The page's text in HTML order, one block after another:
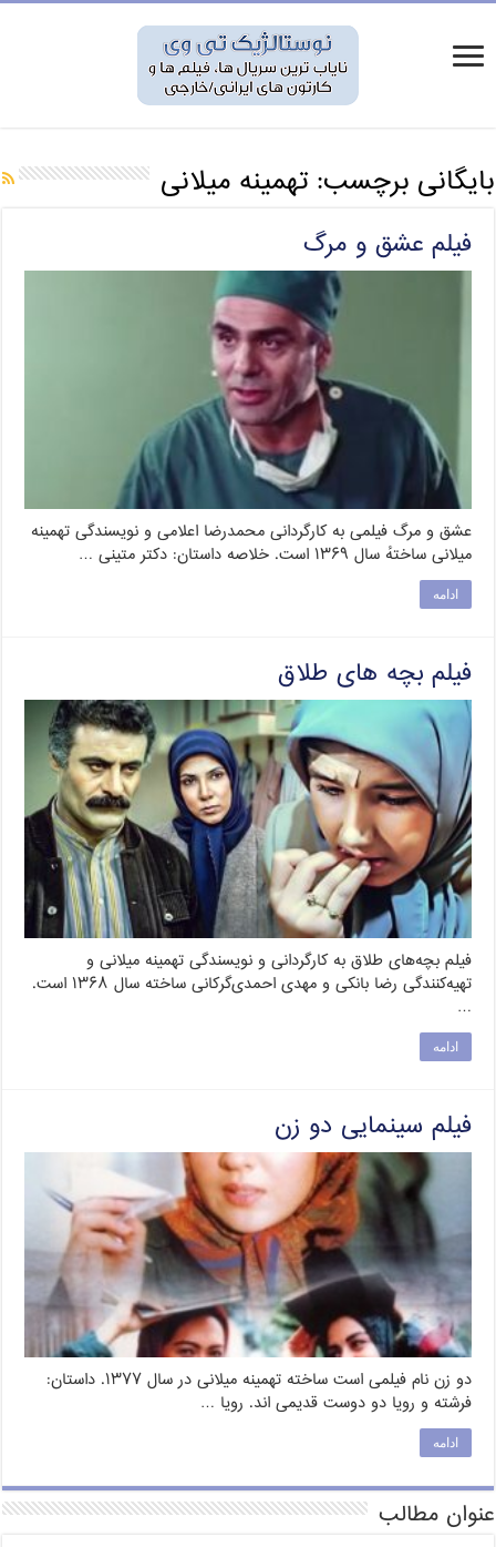
بایگانی برچسب:تهمینه میلانی
فیلم عشق و مرگ
عشق و مرگ فیلمی به کارگردانی محمدرضا اعلامی و نویسندگی تهمینه
میلانی ساختهٔ سال ۱۳۶۹ است. خلاصه داستان: دکتر متینی …
ادامه
فیلم بچه های طلاق
فیلم بچه‌های طلاق به کارگردانی و نویسندگی تهمینه میلانی و
تهیه‌کنندگی رضا بانکی و مهدی احمدی‌گرکانی ساخته سال ۱۳۶۸ است.
…
ادامه
فیلم سینمایی دو زن
دو زن نام فیلمی است ساخته تهمینه میلانی در سال ۱۳۷۷. داستان:
فرشته و رویا دو دوست قدیمی اند. رویا …
ادامه
عنوان مطالب